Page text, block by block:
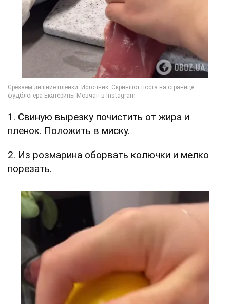
1. Свиную вырезку почистить от жира и
пленок. Положить в миску.
2. Из розмарина оборвать колючки и мелко
порезать.